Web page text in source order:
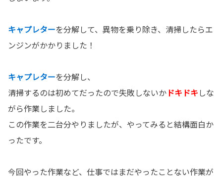
キャプレターを分解して、異物を乗り除き、清掃したらエ
ンジンがかかりました！
キャプレターを分解し、
清掃するのは初めてだったので失敗しないかドキドキ しな
がら作業しました。
この作業を二台分やりましたが、やってみると結構面白か
ったです。
今回やった作業など、仕事ではまだやったことない作業が